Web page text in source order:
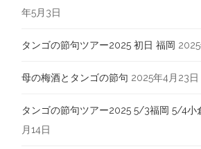
年5月3日
タンゴの節句ツアー2025 初日 福岡
母の梅酒とタンゴの節句 2025年4月23日
タンゴの節句ツアー2025 5/3福岡 5/4
月14日